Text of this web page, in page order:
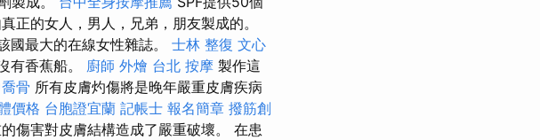
正的女人，男人，兄弟，朋友製成的。
國最大的在線女性雜誌。 士林 整復 文心
有香蕉船。 廚師 外燴 台北 按摩 製作這
骨 所有皮膚灼傷將是晚年嚴重皮膚疾病
價格 台胞證宜蘭 記帳士 報名簡章 撥筋創
傷害對皮膚結構造成了嚴重破壞。 在患